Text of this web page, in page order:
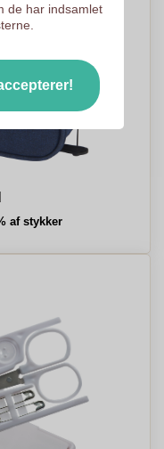
af stykker
de har indsamlet